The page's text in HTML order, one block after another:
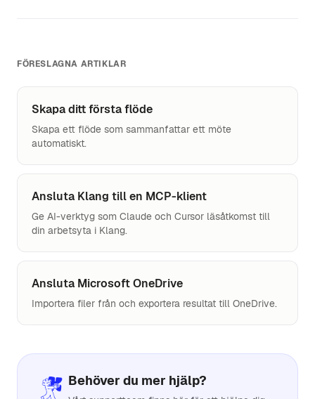
FÖRESLAGNA ARTIKLAR
Skapa ditt första flöde
Skapa ett flöde som sammanfattar ett möte
automatiskt.
Ansluta Klang till en MCP-klient
Ge AI-verktyg som Claude och Cursor läsåtkomst till
din arbetsyta i Klang.
Ansluta Microsoft OneDrive
Importera filer från och exportera resultat till OneDrive.
Behöver du mer hjälp?